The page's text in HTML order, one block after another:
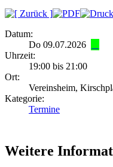
Datum:
Do 09.07.2026
Uhrzeit:
19:00 bis 21:00
Ort:
Vereinsheim,
Kategorie:
Termine
Weitere